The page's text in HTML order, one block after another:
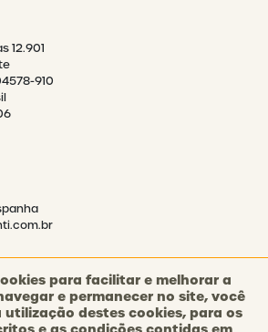
12.901
910
TODOS OS DIREITOS RESERVADOS.
para facilitar e melhorar a
e permanecer no site, você
utilização destes cookies, para os